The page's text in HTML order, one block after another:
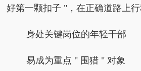
好第一颗扣子 "，在正确道路上行
身处关键岗位的年轻干部
易成为重点 " 围猎 " 对象